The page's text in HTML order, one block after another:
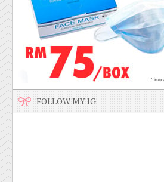
FOLLOW MY IG